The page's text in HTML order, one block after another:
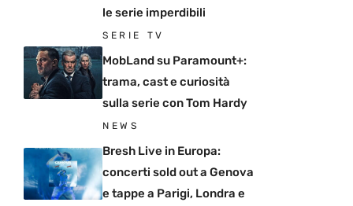
le serie imperdibili
SERIE TV
MobLand su Paramount+:
trama, cast e curiosità
sulla serie con Tom Hardy
NEWS
Bresh Live in Europa:
concerti sold out a Genova
e tappe a Parigi, Londra e